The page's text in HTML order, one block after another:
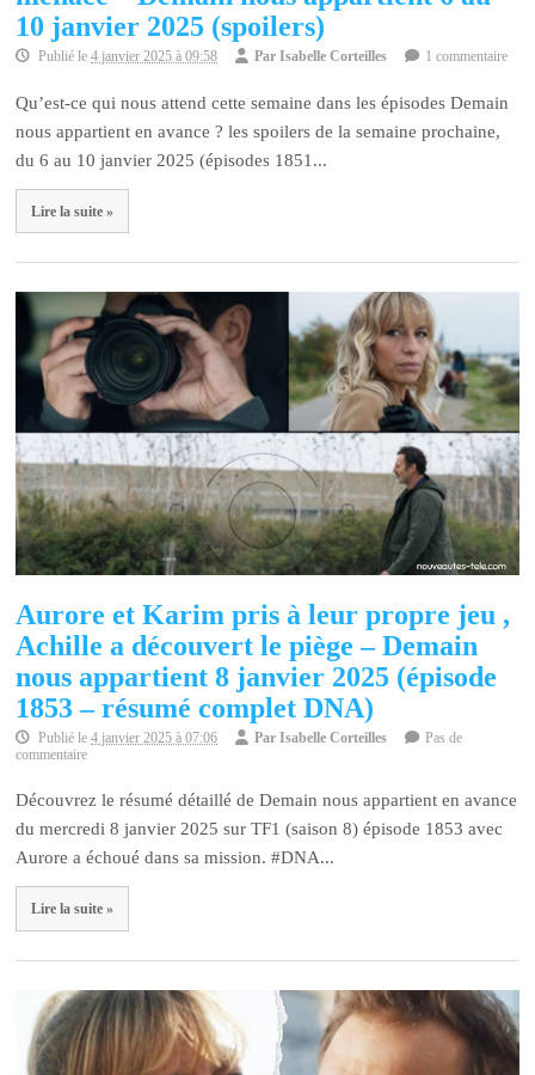
10 janvier 2025 (spoilers)
Publié le4 janvier 2025 à 09:58 ParIsabelle Corteilles 1 commentaire
Qu’est-ce qui nous attend cette semaine dans les épisodes Demain
nous appartient en avance ? les spoilers de la semaine prochaine,
du 6 au 10 janvier 2025 (épisodes 1851...
Lire la suite »
Aurore et Karim pris à leur propre jeu ,
Achille a découvert le piège – Demain
nous appartient 8 janvier 2025 (épisode
1853 – résumé complet DNA)
Publié le4 janvier 2025 à 07:06 ParIsabelle Corteilles
Pas de
commentaire
Découvrez le résumé détaillé de Demain nous appartient en avance
du mercredi 8 janvier 2025 sur TF1 (saison 8) épisode 1853 avec
Aurore a échoué dans sa mission. #DNA...
Lire la suite »